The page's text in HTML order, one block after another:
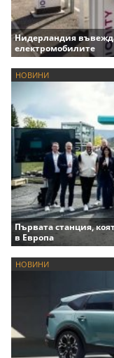
Нидерландия
електромобилите
НОВИНИ
Първата станция,
в Европа
НОВИНИ